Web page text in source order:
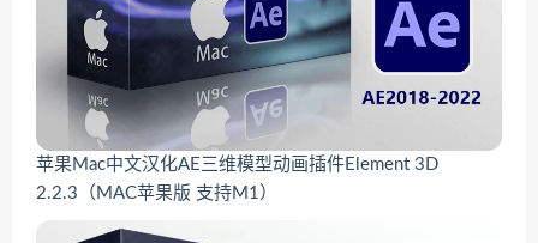
苹果Mac中文汉化AE三维模型动画插件Element 3D
2.2.3（MAC苹果版 支持M1）